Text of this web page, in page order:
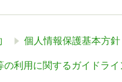
個人情報保護基本方針
の利用に関するガイドライ